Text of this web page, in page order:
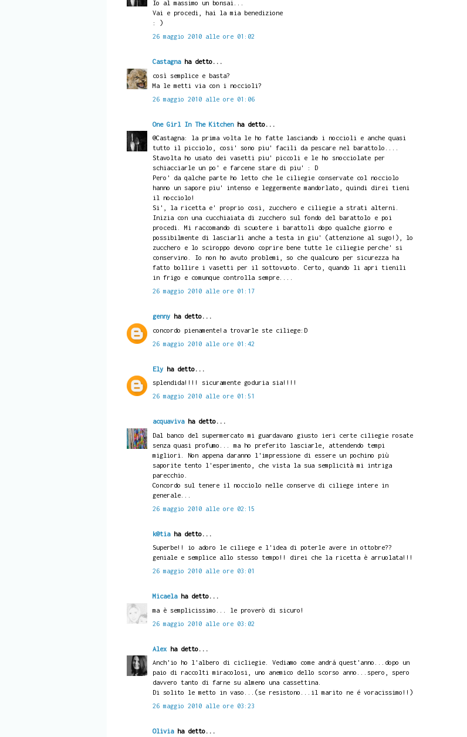
Io al massimo un bonsai...
Vai e procedi, hai la mia benedizione
: )
26 maggio 2010 alle ore 01:02
Castagnaha detto...
così semplice e basta?
Ma le metti via con i noccioli?
26 maggio 2010 alle ore 01:06
One Girl In The Kitchenha detto...
@Castagna: la prima volta le ho fatte lasciando i noccioli e anche quasi
tutto il picciolo, cosi' sono piu' facili da pescare nel barattolo....
Stavolta ho usato dei vasetti piu' piccoli e le ho snocciolate per
schiacciarle un po' e farcene stare di piu' : D
Pero' da qalche parte ho letto che le ciliegie conservate col nocciolo
hanno un sapore piu' intenso e leggermente mandorlato, quindi direi tieni
il nocciolo!
Si', la ricetta e' proprio cosi, zucchero e ciliegie a strati alterni.
Inizia con una cucchiaiata di zucchero sul fondo del barattolo e poi
procedi. Mi raccomando di scuotere i barattoli dopo qualche giorno e
possibilmente di lasciarli anche a testa in giu' (attenzione al sugo!), lo
zucchero e lo sciroppo devono coprire bene tutte le ciliegie perche' si
conservino. Io non ho avuto problemi, so che qualcuno per sicurezza ha
fatto bollire i vasetti per il sottovuoto. Certo, quando li apri tienili
in frigo e comunque controlla sempre....
26 maggio 2010 alle ore 01:17
gennyha detto...
concordo pienamente!a trovarle ste ciliege:D
26 maggio 2010 alle ore 01:42
Elyha detto...
splendida!!!! sicuramente goduria sia!!!!
26 maggio 2010 alle ore 01:51
acquavivaha detto...
Dal banco del supermercato mi guardavano giusto ieri certe ciliegie rosate
senza quasi profumo... ma ho preferito lasciarle, attendendo tempi
migliori. Non appena daranno l'impressione di essere un pochino più
saporite tento l'esperimento, che vista la sua semplicità mi intriga
parecchio.
Concordo sul tenere il nocciolo nelle conserve di ciliege intere in
generale...
26 maggio 2010 alle ore 02:15
k@tiaha detto...
Superbe!! io adoro le ciliege e l'idea di poterle avere in ottobre??
geniale e semplice allo stesso tempo!! direi che la ricetta è arruolata!!!
26 maggio 2010 alle ore 03:01
Micaelaha detto...
ma è semplicissimo... le proverò di sicuro!
26 maggio 2010 alle ore 03:02
Alexha detto...
Anch'io ho l'albero di cicliegie. Vediamo come andrá quest'anno...dopo un
paio di raccolti miracolosi, uno anemico dello scorso anno...spero, spero
davvero tanto di farne su almeno una cassettina.
Di solito le metto in vaso...(se resistono...il marito ne é voracissimo!!)
26 maggio 2010 alle ore 03:23
Oliviaha detto...